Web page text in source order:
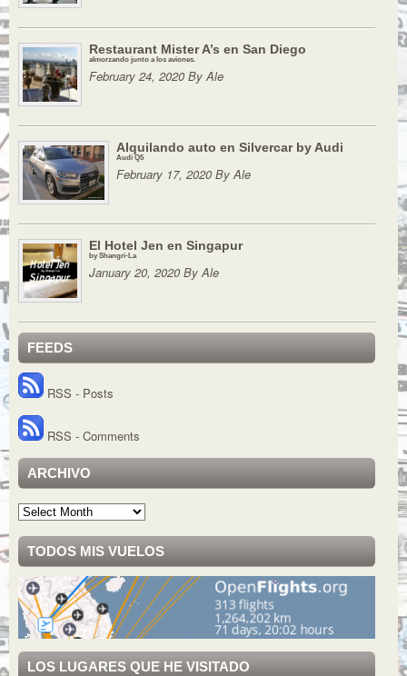
Restaurant Mister A’s en San Diego
almorzando junto a los aviones.
February 24, 2020 By Ale
Alquilando auto en Silvercar by Audi
Audi Q5
February 17, 2020 By Ale
El Hotel Jen en Singapur
by Shangri-La
January 20, 2020 By Ale
FEEDS
RSS - Posts
RSS - Comments
ARCHIVO
Archivo
TODOS MIS VUELOS
LOS LUGARES QUE HE VISITADO